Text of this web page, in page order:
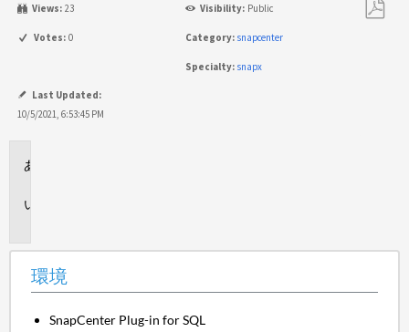
Views: 23 Visibility: Public
Votes: 0 Category: snapcenter
Specialty: snapx
Last Updated:
10/5/2021, 6:53:45 PM
環境
SnapCenter Plug-in for SQL